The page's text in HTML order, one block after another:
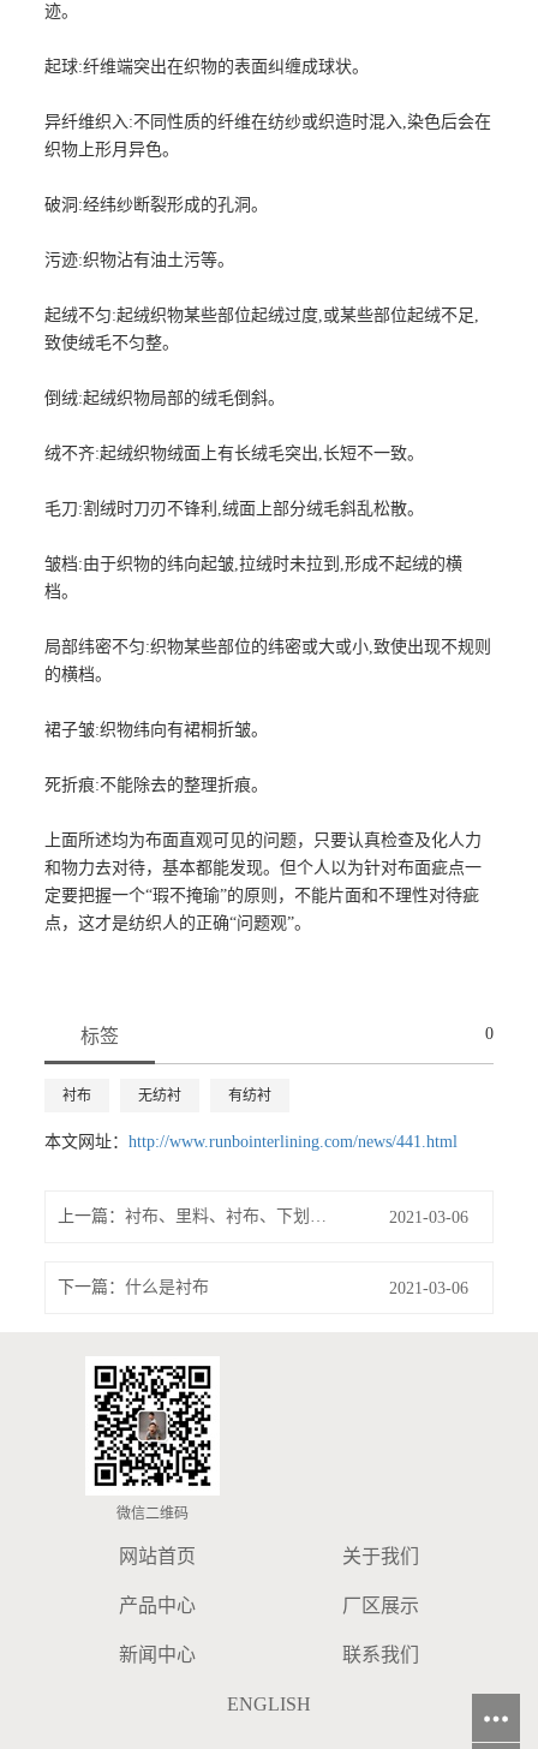
迹。
起球:纤维端突出在织物的表面纠缠成球状。
异纤维织入:不同性质的纤维在纺纱或织造时混入,染色后会在
织物上形月异色。
破洞:经纬纱断裂形成的孔洞。
污迹:织物沾有油土污等。
起绒不匀:起绒织物某些部位起绒过度,或某些部位起绒不足,
致使绒毛不匀整。
倒绒:起绒织物局部的绒毛倒斜。
绒不齐:起绒织物绒面上有长绒毛突出,长短不一致。
毛刀:割绒时刀刃不锋利,绒面上部分绒毛斜乱松散。
皱档:由于织物的纬向起皱,拉绒时未拉到,形成不起绒的横
档。
局部纬密不匀:织物某些部位的纬密或大或小,致使出现不规则
的横档。
裙子皱:织物纬向有裙桐折皱。
死折痕:不能除去的整理折痕。
上面所述均为布面直观可见的问题，只要认真检查及化人力
和物力去对待，基本都能发现。但个人以为针对布面疵点一
定要把握一个“瑕不掩瑜”的原则，不能片面和不理性对待疵
点，这才是纺织人的正确“问题观”。
标签 0
衬布 无纺衬 有纺衬
本文网址：http://www.runbointerlining.com/news/441.html
上一篇： 2021-03-06
下一篇：什么是衬布 2021-03-06
微信二维码
网站首页 关于我们
产品中心 厂区展示
新闻中心 联系我们
ENGLISH